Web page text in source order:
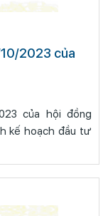
2023 của
của hội đồng